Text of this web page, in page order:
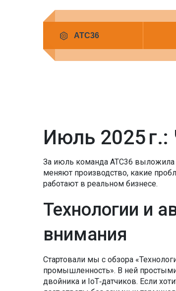
Июль 2025 г.:
За июль команда АТС36 выложила
меняют производство, какие
работают в реальном бизнесе.
Технологии и
внимания
Стартовали мы с обзора
промышленность». В ней
двойника и IoT‑датчиков. Если